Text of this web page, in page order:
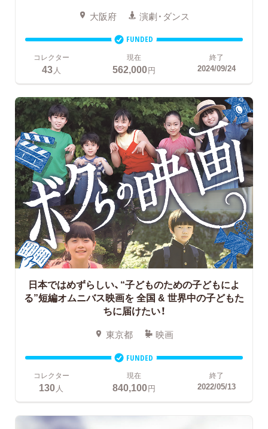
大阪府 演劇・ダンス
FUNDED
コレクター
43 人
現在
562,000円
終了
2024/09/24
日本ではめずらしい、“子どものための子どもによ
る”短編オムニバス映画を全国 & 世界中の子どもた
ちに届けたい！
東京都 映画
FUNDED
コレクター
130人
現在
840,100円
終了
2022/05/13